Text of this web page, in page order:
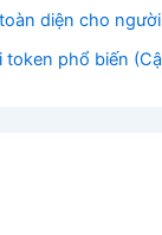
diện cho
token phổ biến